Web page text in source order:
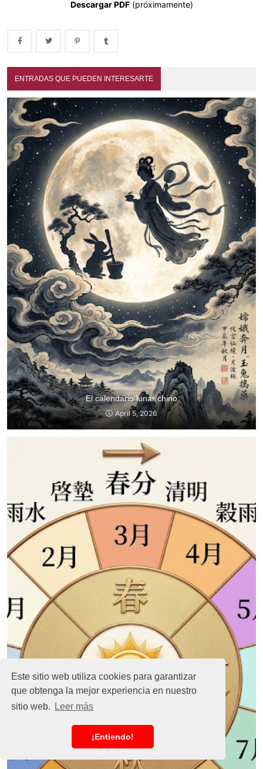
Este sitio web utiliza cookies para garantizar
que obtenga la mejor experiencia en nuestro
sitio web.
Leer más
¡Entiendo!
Descargar PDF(próximamente)
ENTRADAS QUE PUEDEN INTERESARTE
El calendario lunar chino
April 5, 2026